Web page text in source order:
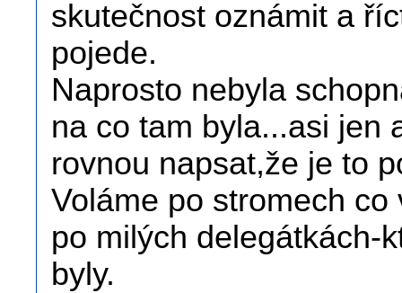
skutečnost oznámit a
pojede.
Naprosto nebyla
na co tam byla...asi jen
rovnou napsat,že je to
Voláme po stromech
po milých delegátkách-
byly.